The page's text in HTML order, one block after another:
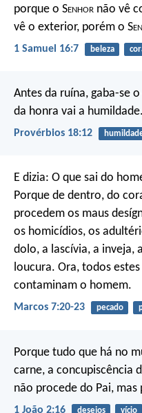
porque o Senhor não vê
vê o exterior, porém o S
1 Samuel 16:7 beleza
Antes da ruína, gaba-se
da honra vai a humildade.
Provérbios 18:12
E dizia: O que sai do
Porque de dentro, do
procedem os maus
os homicídios, os
dolo, a lascívia, a inveja,
loucura. Ora, todos
contaminam o homem.
Marcos 7:20-23 pecado
Porque tudo que há no
carne, a concupiscência
não procede do Pai,
1 João 2:16 desejos vício